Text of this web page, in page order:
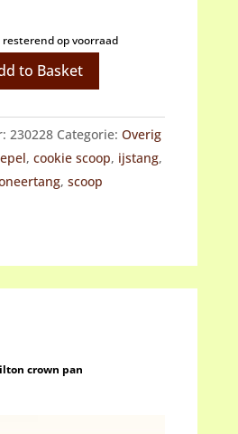
resterend op voorraad
to Basket
230228 Categorie: Overig
, cookie scoop, ijstang,
, scoop
crown pan